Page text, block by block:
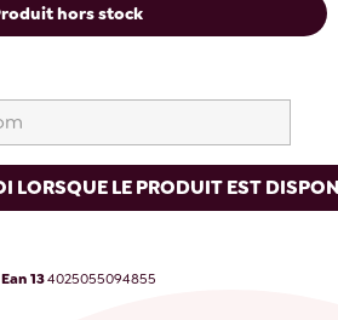
hors stock
LORSQUE LE PRODUIT EST
134025055094855